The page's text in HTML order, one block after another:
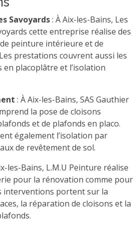
Savoyards: À Aix-les-Bains, Les
cette entreprise réalise des
peinture intérieure et de
prestations couvrent aussi les
en placoplâtre et l’isolation
: À Aix-les-Bains, SAS Gauthier
la pose de cloisons
et de plafonds en placo.
également l’isolation par
de revêtement de sol.
les-Bains, L.M.U Peinture réalise
pour la rénovation comme pour
interventions portent sur la
la réparation de cloisons et la